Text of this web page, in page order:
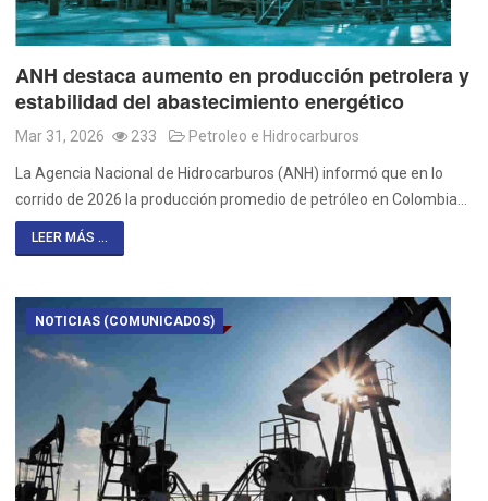
ANH destaca aumento en producción petrolera y
estabilidad del abastecimiento energético
Mar 31, 2026 233 Petroleo e Hidrocarburos
La Agencia Nacional de Hidrocarburos (ANH) informó que en lo
corrido de 2026 la producción promedio de petróleo en Colombia…
LEER MÁS ...
NOTICIAS (COMUNICADOS)